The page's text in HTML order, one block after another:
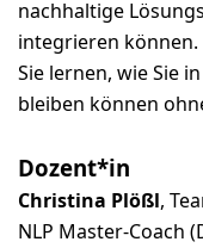
nachhaltige
integrieren können.
Sie lernen, wie Sie
bleiben können
Dozent*in
Christina Plößl,
NLP Master-Coach